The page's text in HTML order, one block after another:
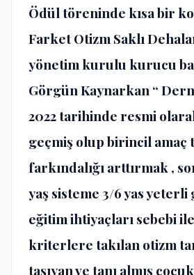
Ödül töreninde kısa bir
Farket Otizm Saklı
yönetim kurulu kurucu
Görgün Kaynarkan “
2022 tarihinde resmi
geçmiş olup birincil amaç
farkındalığı arttırmak ,
yaş sisteme 3/6 yas
eğitim ihtiyaçları sebebi
kriterlere takılan otizm
taşıyan ve tanı almış